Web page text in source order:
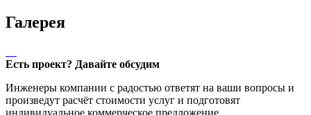
Галерея
Есть проект? Давайте обсудим
Инженеры компании с радостью ответят на ваши вопросы и
произведут расчёт стоимости услуг и подготовят
индивидуальное коммерческое предложение